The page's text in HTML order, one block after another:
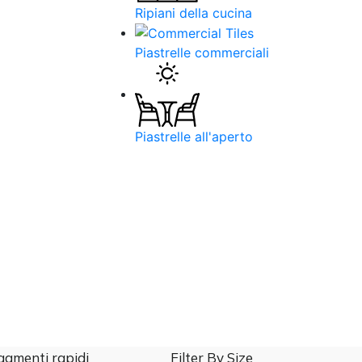
Ripiani della cucina
Piastrelle commerciali
Piastrelle all'aperto
rapidi Filter By Size